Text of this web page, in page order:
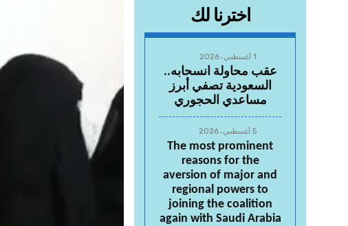
اخترنا لك
1 أغسطس، 2026
عقب محاولة انسحابه..
السعودية تصفي أبرز
مساعدي الحجوري
5 أغسطس، 2026
The most prominent
reasons for the
aversion of major and
regional powers to
joining the coalition
again with Saudi Arabia